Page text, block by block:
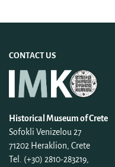
CONTACT US
Historical Museum of Crete
Sofokli Venizelou 27
71202 Heraklion, Crete
Tel. (+30) 2810-283219,